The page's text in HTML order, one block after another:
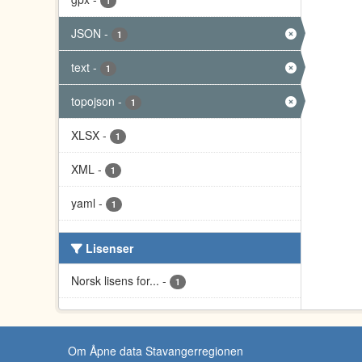
JSON - 1
text - 1
topojson - 1
XLSX - 1
XML - 1
yaml - 1
Lisenser
Norsk lisens for... - 1
Om Åpne data Stavangerregionen